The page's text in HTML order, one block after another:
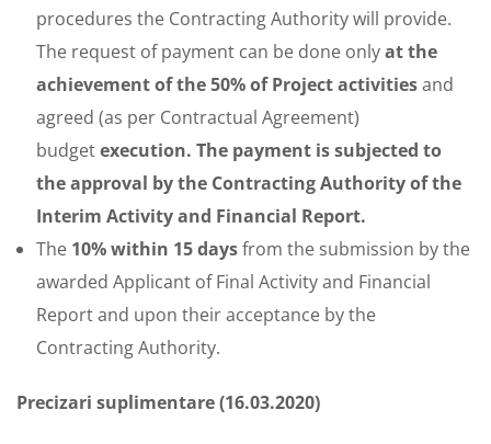
procedures the Contracting Authority will provide.
The request of payment can be done onlyat the
achievement of the 50% of Project activitiesand
agreed (as per Contractual Agreement)
budgetexecution. The payment is subjected to
the approval by the Contracting Authority of the
Interim Activity and Financial Report.
The 10% within 15 daysfrom the submission by the
awarded Applicant of Final Activity and Financial
Report and upon their acceptance by the
Contracting Authority.
Precizari suplimentare (16.03.2020)